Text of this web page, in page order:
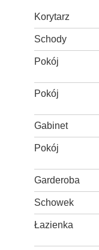
Korytarz
Schody
Pokój
Pokój
Gabinet
Pokój
Garderoba
Schowek
Łazienka